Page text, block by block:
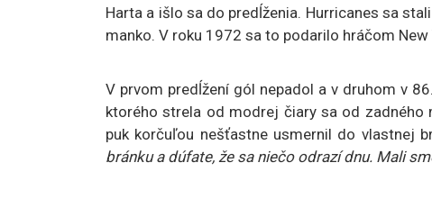
Harta a išlo sa do predĺženia. Hurricanes sa
manko. V roku 1972 sa to podarilo hráčom
V prvom predĺžení gól nepadol a v druhom v
ktorého strela od modrej čiary sa od zadného
puk korčuľou nešťastne usmernil do vlastnej
bránku a dúfate, že sa niečo odrazí dnu. Mali